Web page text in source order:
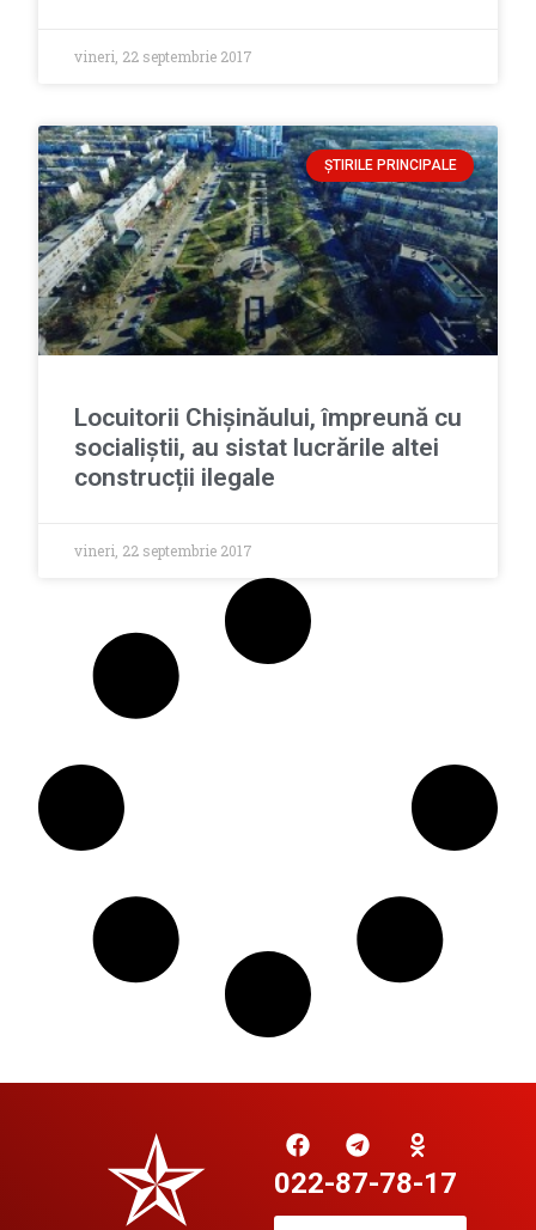
vineri, 22 septembrie 2017
ȘTIRILE PRINCIPALE
Locuitorii Chișinăului, împreună cu
socialiștii, au sistat lucrările altei
construcții ilegale
vineri, 22 septembrie 2017
022-87-78-17